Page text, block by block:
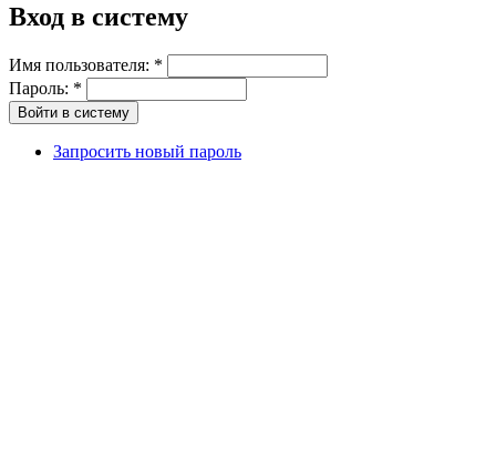
Вход в систему
Имя пользователя: *
Пароль: *
Запросить новый пароль